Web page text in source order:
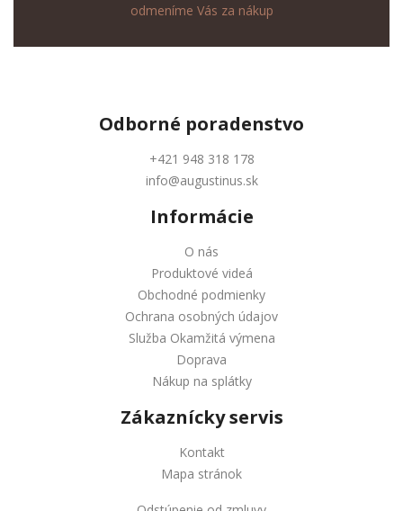
odmeníme Vás za nákup
Odborné poradenstvo
+421 948 318 178
info@augustinus.sk
Informácie
O nás
Produktové videá
Obchodné podmienky
Ochrana osobných údajov
Služba Okamžitá výmena
Doprava
Nákup na splátky
Zákaznícky servis
Kontakt
Mapa stránok